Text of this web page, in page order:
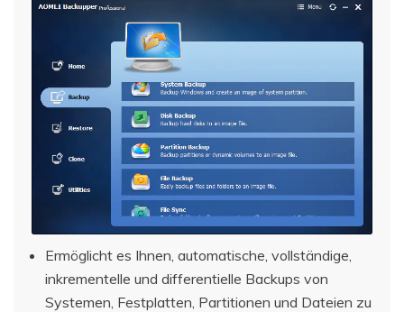
Ermöglicht es Ihnen, automatische, vollständige,
inkrementelle und differentielle Backups von
Systemen, Festplatten, Partitionen und Dateien zu